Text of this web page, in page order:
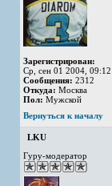
Зарегистрирован:
Ср, сен 01 2004, 09:12
Сообщения: 2312
Откуда: Москва
Пол: Мужской
Вернуться к началу
LKU
Гуру-модератор